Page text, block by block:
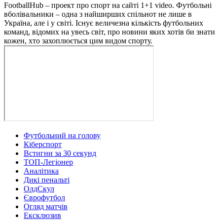
FootballHub – проект про спорт на сайті 1+1 video. Футбольні
вболівальники – одна з найширших спільнот не лише в
Україна, але і у світі. Існує величезна кількість футбольних
команд, відомих на увесь світ, про новини яких хотів би знати
кожен, хто захоплюється цим видом спорту.
Футбольний на голову
Кіберспорт
Встигни за 30 секунд
ТОП-Легіонер
Аналітика
Дикі пенальті
ОлдСкул
Єврофутбол
Огляд матчів
Ексклюзив